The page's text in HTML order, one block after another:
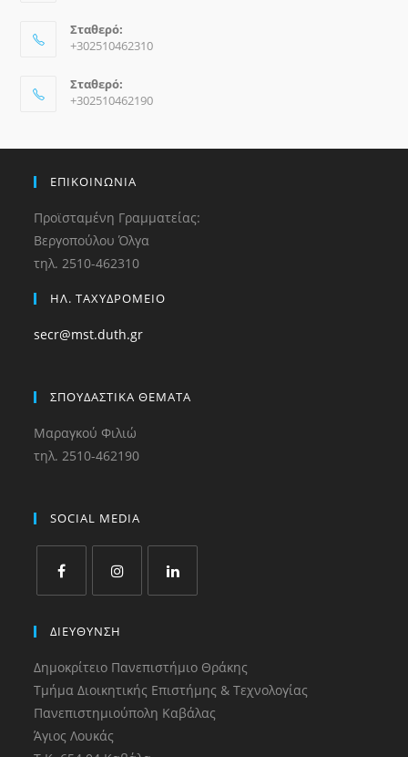
Σταθερό:
+302510462310
Σταθερό:
+302510462190
ΕΠΙΚΟΙΝΩΝΙΑ
Προϊσταμένη Γραμματείας:
Βεργοπούλου Όλγα
τηλ. 2510-462310
ΗΛ. ΤΑΧΥΔΡΟΜΕΙΟ
secr@mst.duth.gr
ΣΠΟΥΔΑΣΤΙΚΑ ΘΕΜΑΤΑ
Μαραγκού Φιλιώ
τηλ. 2510-462190
SOCIAL MEDIA
ΔΙΕΥΘΥΝΣΗ
Δημοκρίτειο Πανεπιστήμιο Θράκης
Τμήμα Διοικητικής Επιστήμης & Τεχνολογίας
Πανεπιστημιούπολη Καβάλας
Άγιος Λουκάς